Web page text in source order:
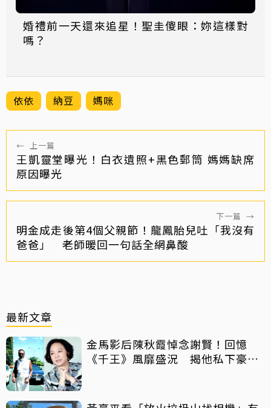
婚禮前一天還來追星！聖圭傻眼：妳這樣對
嗎？
依依 納豆 媽咪
← 上一篇
王凱靈堂曝光！白衣遺照+黑色郵筒 媽媽缺席
原因曝光
下一篇 →
明金成走後第4個父親節！龍鳳胎兒吐「我沒有
爸爸」 老師暖回一句話全網鼻酸
最新文章
金馬影后陳秋霞悼念謝賢！回憶
《千王》風靡盛況 揭他私下豪爽